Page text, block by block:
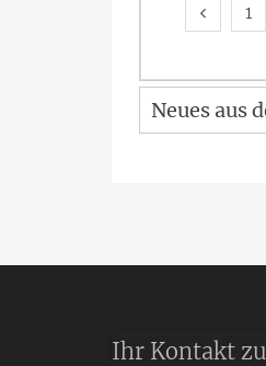
1
Neues aus
Ihr Kontakt